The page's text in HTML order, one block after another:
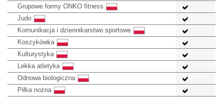
Grupowe formy ONKO fitness
Judo
Komunikacja i dziennikarstwo sportowe
Koszykówka
Kulturystyka
Lekka atletyka
Odnowa biologiczna
Piłka nożna